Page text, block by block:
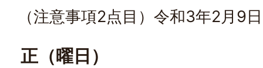
（注意事項2点目）令和3年2月9日
正（曜日）